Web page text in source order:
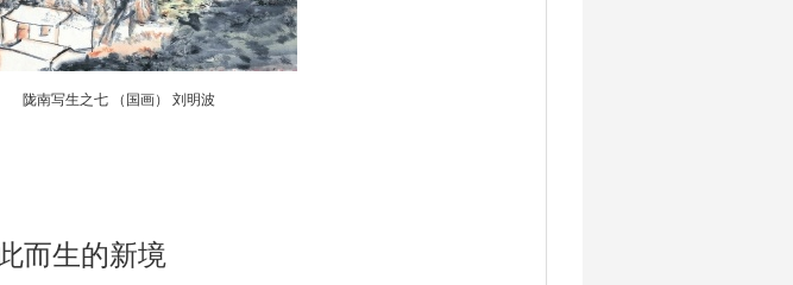
陇南写生之七 （国画） 刘明波
而生的新境